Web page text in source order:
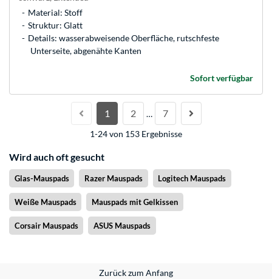
Material: Stoff
Struktur: Glatt
Details: wasserabweisende Oberfläche, rutschfeste
Unterseite, abgenähte Kanten
Sofort verfügbar
1 2 … 7
1-24 von 153 Ergebnisse
Wird auch oft gesucht
Glas-Mauspads Razer Mauspads Logitech Mauspads
Weiße Mauspads Mauspads mit Gelkissen
Corsair Mauspads ASUS Mauspads
Zurück zum Anfang